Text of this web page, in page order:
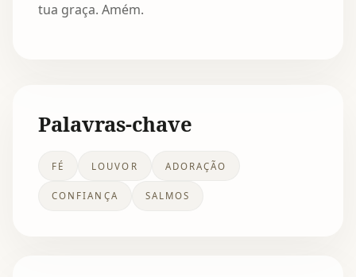
tua graça. Amém.
Palavras-chave
FÉ LOUVOR ADORAÇÃO
CONFIANÇA SALMOS